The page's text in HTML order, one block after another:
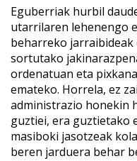
Eguberriak hurbil
utarrilaren lehenengo
beharreko
sortutako
ordenatuan eta
emateko. Horrela, ez
administrazio honekin
guztiei, era guztietako
masiboki jasotzeak
beren jarduera behar